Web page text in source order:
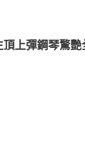
頂上彈鋼琴